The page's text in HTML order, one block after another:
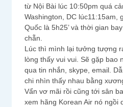
từ Nội Bài lúc 10:50pm quá
Washington, DC
Quốc là 5h25’ và thời gian
chẵn.
Lúc thì mình lại tưởng tượng
lòng thấy vui vui. Sẽ gặp bao
qua tin nhắn, skype, email.
chi nhìn thấy nhau bằng
Vẩn vơ mãi rồi cũng tới sân
xem hãng Korean Air nó ngồi